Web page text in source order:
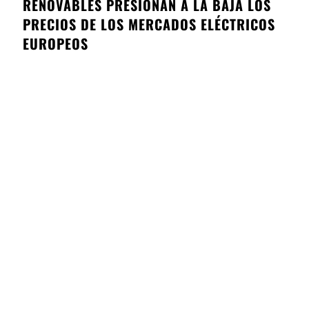
RENOVABLES PRESIONAN A LA BAJA LOS
PRECIOS DE LOS MERCADOS ELÉCTRICOS
EUROPEOS